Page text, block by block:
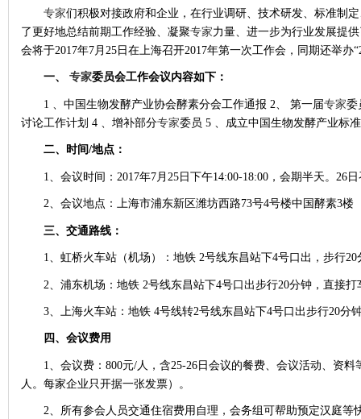
专家们积极对接政府和企业，在行业调研、技术研发、标准制
了更好地总结前期工作经验、凝聚专家力量、进一步为行业发展提
会将于2017年7月25日在上海召开2017年第一次工作会，同期还举办
一、 专家委员会工作会议内容如下：
1 、中国生物发酵产业协会酵素分会工作通报 2、 第一届专家委
讨论工作计划 4 、增补部分专家委员 5 、成立中国生物发酵产业标
二、时间/地点：
1、会议时间：2017年7月25日下午14:00-18:00，会期半天。26
2、会议地点：上海市浦东新区潍坊西路73号4号楼中国酵素3楼
三、交通路线：
1、虹桥火车站（机场）：地铁 2号线东昌站下4号口出，步行
2、浦东机场：地铁 2号线东昌站下4号口出步行20分钟，直接
3、上海火车站：地铁 4号线转2号线东昌站下4号口出步行20分
四、会议费用
1、会议费：800元/人，含25-26日会议的餐费、会议活动、资
人。每家企业只开据一张发票）。
2、所有参会人员交通住宿费用自理，会务组可帮助预定汉庭等